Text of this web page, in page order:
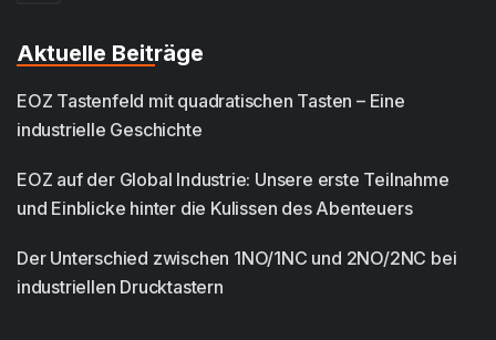
Aktuelle Beiträge
EOZ Tastenfeld mit quadratischen Tasten – Eine
industrielle Geschichte
EOZ auf der Global Industrie: Unsere erste Teilnahme
und Einblicke hinter die Kulissen des Abenteuers
Der Unterschied zwischen 1NO/1NC und 2NO/2NC bei
industriellen Drucktastern